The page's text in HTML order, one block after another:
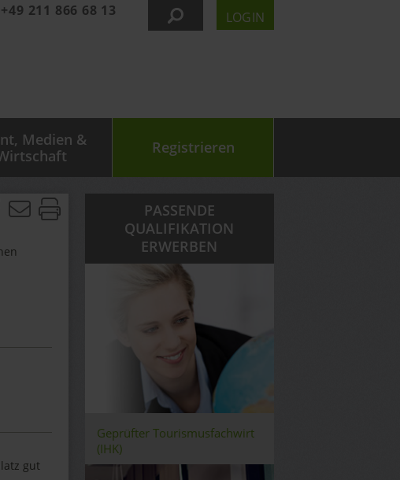
+49 211 866 68 13 LOGIN
Medien &
Registrieren
gut
PASSENDE
QUALIFIKATION
ERWERBEN
Geprüfter Tourismusfachwirt
(IHK)